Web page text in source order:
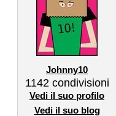
Johnny10
1142 condivisioni
Vedi il suo profilo
Vedi il suo blog